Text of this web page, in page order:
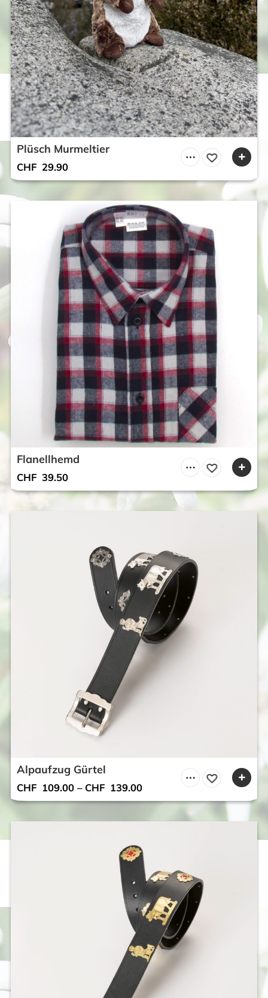
Plüsch Murmeltier
CHF 29.90
Flanellhemd
CHF 39.50
Alpaufzug Gürtel
CHF 109.00 – CHF 139.00